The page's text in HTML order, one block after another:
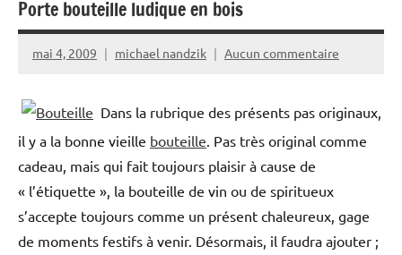
Porte bouteille ludique en bois
mai 4, 2009 michael nandzik Aucun commentaire
Dans la rubrique des présents pas originaux,
il y a la bonne vieille bouteille . Pas très original comme
cadeau, mais qui fait toujours plaisir à cause de
« l’étiquette », la bouteille de vin ou de spiritueux
s’accepte toujours comme un présent chaleureux, gage
de moments festifs à venir. Désormais, il faudra ajouter ;